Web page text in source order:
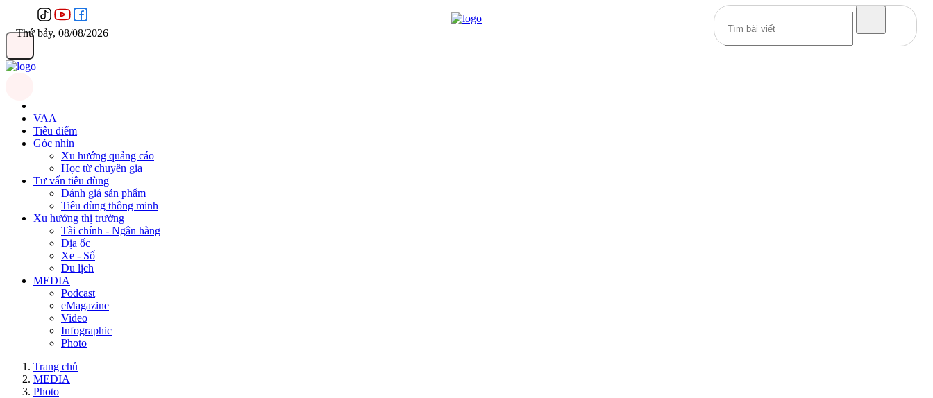
Thứ bảy, 08/08/2026
VAA
Tiêu điểm
Góc nhìn
Xu hướng quảng cáo
Học từ chuyên gia
Tư vấn tiêu dùng
Đánh giá sản phẩm
Tiêu dùng thông minh
Xu hướng thị trường
Tài chính - Ngân hàng
Địa ốc
Xe - Số
Du lịch
MEDIA
Podcast
eMagazine
Video
Infographic
Photo
Trang chủ
MEDIA
Photo